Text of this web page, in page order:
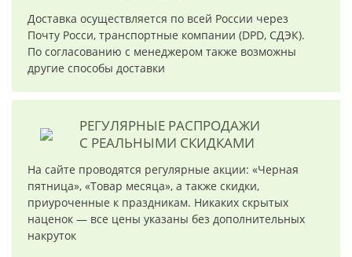
Доставка осуществляется по всей России через
Почту Росси, транспортные компании (DPD, СДЭК).
По согласованию с менеджером также возможны
другие способы доставки
РЕГУЛЯРНЫЕ РАСПРОДАЖИ
С РЕАЛЬНЫМИ СКИДКАМИ
На сайте проводятся регулярные акции: «Черная
пятница», «Товар месяца», а также скидки,
приуроченные к праздникам. Никаких скрытых
наценок — все цены указаны без дополнительных
накруток